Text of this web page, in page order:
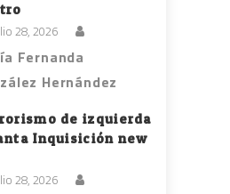
28, 2026
Fernanda
Hernández
de izquierda
Inquisición new
28, 2026